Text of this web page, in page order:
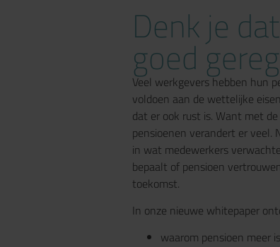
Denk je
goed
Veel werkgevers hebben hun
voldoen aan de wettelijke
dat er ook rust is. Want met
pensioenen verandert er veel.
in wat medewerkers
bepaalt of pensioen
toekomst.
In onze nieuwe whitepaper
waarom pensioen meer